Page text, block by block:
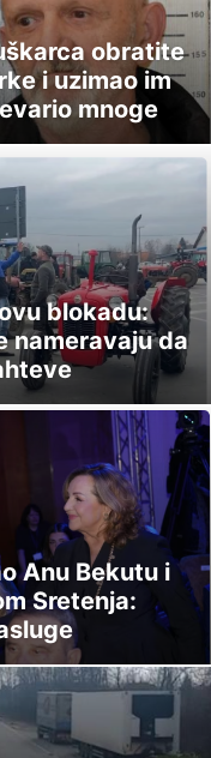
obratite
i uzimao im
mnoge
blokadu:
nameravaju da
Anu Bekutu i
Sretenja: